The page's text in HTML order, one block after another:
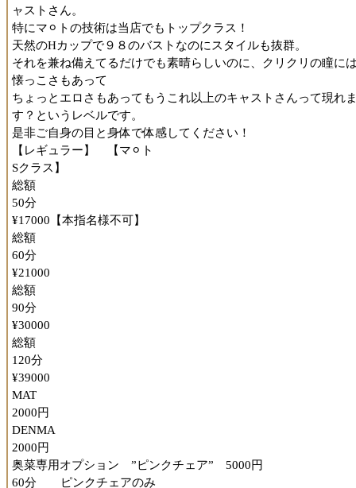
人によってはお人柄やテクニックによりリフレッシュ、人によ
はその姿勢に触発されて心に火がつく、そんな時間を過ごせる
思います。大宮の伝説待った無しの奥菜さん、とてもオススメ
世話になるなら今のうちに！
◆こんな方にオススメ！
・ホームが大宮の方
・色々なオプション、テクニックを体験したい方
・お風呂遊びビギナーの方
・とにかく攻められたいという方
・お胸好き、お胸が大きい女性が好きな方
・洗い場プレイにイマイチハマリきれない方
・万人
◆料金納得度
余裕で納得どころか大宮に居てくださってありがとうございま
御礼を申し上げたいレベルです。
◆スタッフの対応
丁寧なご対応でした。
また、前述のオプションはお店、スタッフ様方の理解を得ずに
現できなかったものと思います。
非常に柔軟性のある、良いお店だなと感じました。
くりぼーそのに
訪問日 2025/06/02
素晴らしい講習でした！（再投稿）
ャストさん。
特にマ⚪︎トの技術は当店でもトップクラス！
天然のHカップで９８のバストなのにスタイルも抜群。
それを兼ね備えてるだけでも素晴らしいのに、クリクリの瞳に
懐っこさもあって
ちょっとエロさもあってもうこれ以上のキャストさんって現れ
す？というレベルです。
是非ご自身の目と身体で体感してください！
【レギュラー】 【マ⚪︎ト
Sクラス】
総額
50分
¥17000【本指名様不可】
総額
60分
¥21000
総額
90分
¥30000
総額
120分
¥39000
MAT
2000円
DENMA
2000円
奥菜専用オプション ”ピンクチェア” 5000円
60分 ピンクチェアのみ